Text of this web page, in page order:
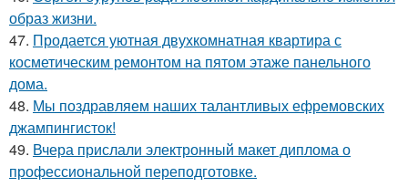
образ жизни.
47. Продается уютная двухкомнатная квартира с
косметическим ремонтом на пятом этаже панельного
дома.
48. Мы поздравляем наших талантливых ефремовских
джампингисток!
49. Вчера прислали электронный макет диплома о
профессиональной переподготовке.